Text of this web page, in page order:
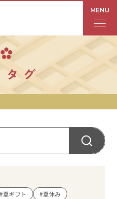
MENU
タグ
#夏ギフト
#夏休み